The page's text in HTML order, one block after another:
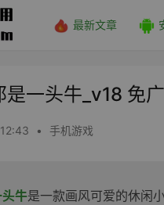
最新文章
一头牛_v18 免
• 手机游戏
牛是一款画风可爱的休闲